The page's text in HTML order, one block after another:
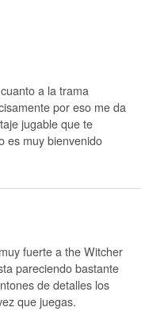
a la trama
por eso me da
jugable que te
es muy bienvenido
fuerte a the Witcher
pareciendo bastante
de detalles los
que juegas.